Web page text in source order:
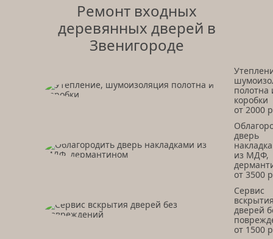
Ремонт входных
деревянных дверей в
Звенигороде
полотна
коробки
от 2000
дверь
из МДФ,
от 3500
Сервис
дверей
от 1500